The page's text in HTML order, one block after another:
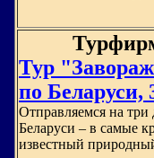
Тур
по Беларуси,
Отправляемся на три
Беларуси – в самые
известный